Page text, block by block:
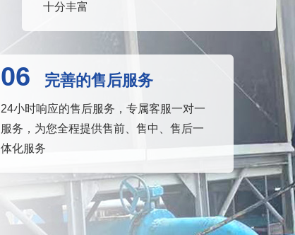
十分丰富
06 完善的售后服务
24小时响应的售后服务，专属客服一对一
服务，为您全程提供售前、售中、售后一
体化服务